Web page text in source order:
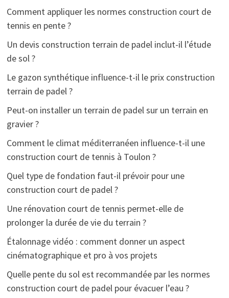
Comment appliquer les normes construction court de
tennis en pente ?
Un devis construction terrain de padel inclut-il l’étude
de sol ?
Le gazon synthétique influence-t-il le prix construction
terrain de padel ?
Peut-on installer un terrain de padel sur un terrain en
gravier ?
Comment le climat méditerranéen influence-t-il une
construction court de tennis à Toulon ?
Quel type de fondation faut-il prévoir pour une
construction court de padel ?
Une rénovation court de tennis permet-elle de
prolonger la durée de vie du terrain ?
Étalonnage vidéo : comment donner un aspect
cinématographique et pro à vos projets
Quelle pente du sol est recommandée par les normes
construction court de padel pour évacuer l’eau ?